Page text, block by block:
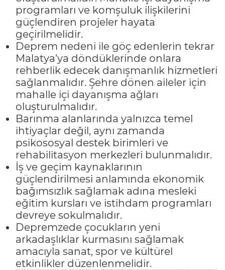
programları ve komşuluk ilişkilerini
güçlendiren projeler hayata
geçirilmelidir.
Deprem nedeni ile göç edenlerin tekrar
Malatya’ya döndüklerinde onlara
rehberlik edecek danışmanlık hizmetleri
sağlanmalıdır. Şehre dönen aileler için
mahalle içi dayanışma ağları
oluşturulmalıdır.
Barınma alanlarında yalnızca temel
ihtiyaçlar değil, aynı zamanda
psikososyal destek birimleri ve
rehabilitasyon merkezleri bulunmalıdır.
İş ve geçim kaynaklarının
güçlendirilmesi anlamında ekonomik
bağımsızlık sağlamak adına mesleki
eğitim kursları ve istihdam programları
devreye sokulmalıdır.
Depremzede çocukların yeni
arkadaşlıklar kurmasını sağlamak
amacıyla sanat, spor ve kültürel
etkinlikler düzenlenmelidir.